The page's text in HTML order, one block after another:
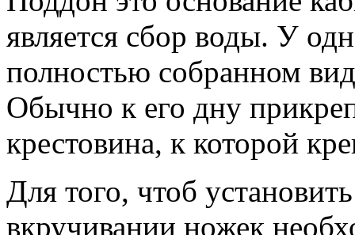
является сбор воды. У
полностью собранном
Обычно к его дну
крестовина, к которой
Для того, чтоб
вкручивании ножек